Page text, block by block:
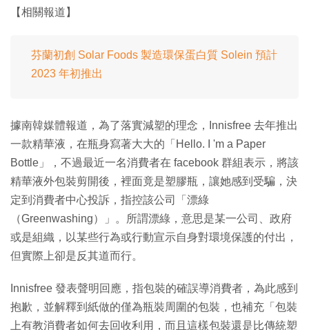
【相關報道】
芬蘭初創 Solar Foods 製造環保蛋白質 Solein 預計
2023 年初推出
據南韓媒體報道，為了落實減塑的理念，Innisfree 去年推出
一款精華液，在瓶身寫著大大的「Hello. I 'm a Paper
Bottle」，不過最近一名消費者在 facebook 群組表示，將該
精華液外包裝剪開後，裡面竟是塑膠瓶，讓她感到受騙，決
定到消費者中心投訴，指控該公司「漂綠
（Greenwashing）」。所謂漂綠，意思是某一公司、政府
或是組織，以某些行為或行動宣示自身對環境保護的付出，
但實際上卻是反其道而行。
Innisfree 發表聲明回應，指包裝的確誤導消費者，為此感到
抱歉，並解釋到紙做的僅為瓶裝周圍的包裝，也補充「包裝
上有教消費者如何去回收利用，而且這樣包裝還是比傳統塑